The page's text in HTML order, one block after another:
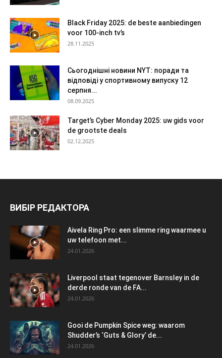
Black Friday 2025: de beste aanbiedingen
voor 100-inch tv’s
28.11.2025
Сьогоднішні новини NYT: поради та
відповіді у спортивному випуску 12
серпня...
08.09.2025
Target’s Cyber Monday 2025: uw gids voor
de grootste deals
02.12.2025
ВИБІР РЕДАКТОРА
Aivela Ring Pro: een slimme ring waarmee u
uw telefoon met...
24.01.2026
Liverpool staat tegenover Barnsley in de
derde ronde van de FA...
24.01.2026
Gooi de Pumpkin Spice weg: waarom
Shudder’s ‘Guts & Glory’ de...
24.01.2026